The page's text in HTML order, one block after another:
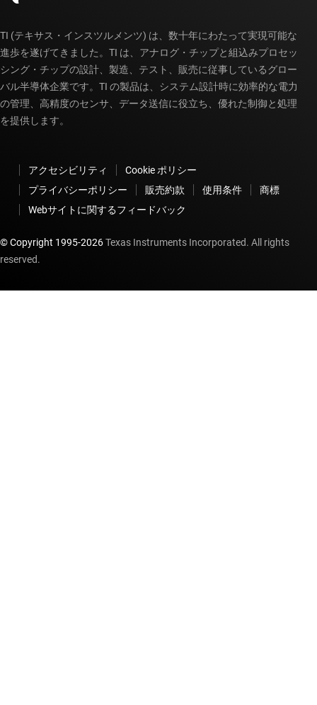
TI (テキサス・インスツルメンツ) は、数十年にわたって実現可能な
進歩を遂げてきました。TI は、アナログ・チップと組込みプロセッ
シング・チップの設計、製造、テスト、販売に従事しているグロー
バル半導体企業です。TI の製品は、システム設計時に効率的な電力
の管理、高精度のセンサ、データ送信に役立ち、優れた制御と処理
を提供します。
アクセシビリティ
Cookie ポリシー
プライバシーポリシー
販売約款 使用条件
商標
Webサイトに関するフィードバック
© Copyright 1995-2026Texas Instruments Incorporated. All rights
reserved.